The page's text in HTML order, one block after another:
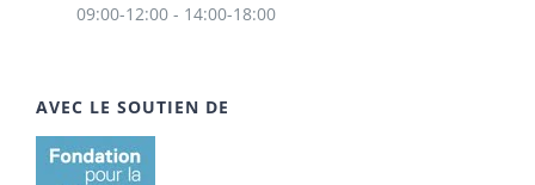
09:00-12:00 - 14:00-18:00
AVEC LE SOUTIEN DE